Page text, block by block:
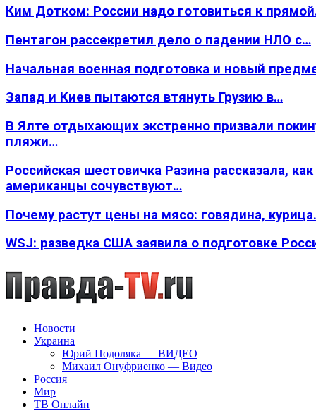
Ким Дотком: России надо готовиться к
Пентагон рассекретил дело о падении НЛО с…
Начальная военная подготовка и новый
Запад и Киев пытаются втянуть Грузию в…
В Ялте отдыхающих экстренно призвали
пляжи…
Российская шестовичка Разина рассказала, как
американцы сочувствуют…
Почему растут цены на мясо: говядина,
WSJ: разведка США заявила о подготовке
Новости
Украина
Юрий Подоляка — ВИДЕО
Михаил Онуфриенко — Видео
Россия
Мир
ТВ Онлайн